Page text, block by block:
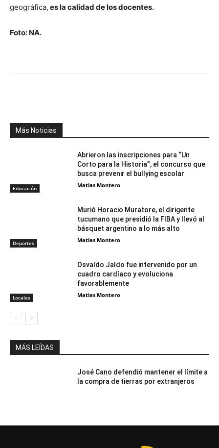
geográfica, es la calidad de los docentes.
Foto: NA.
Más Noticias
Educación
Abrieron las inscripciones para “Un
Corto para la Historia”, el concurso que
busca prevenir el bullying escolar
Matias Montero
Deportes
Murió Horacio Muratore, el dirigente
tucumano que presidió la FIBA y llevó al
básquet argentino a lo más alto
Matias Montero
Locales
Osvaldo Jaldo fue intervenido por un
cuadro cardíaco y evoluciona
favorablemente
Matias Montero
MÁS LEÍDAS
José Cano defendió mantener el límite a
la compra de tierras por extranjeros